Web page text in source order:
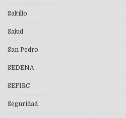
Saltillo
Salud
San Pedro
SEDENA
SEFIRC
Seguridad